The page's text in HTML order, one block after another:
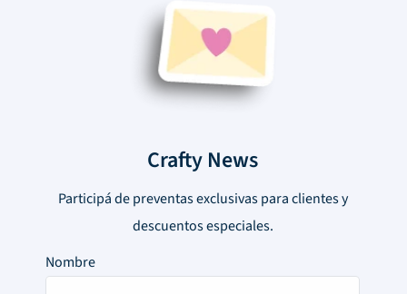
Crafty News
Participá de preventas exclusivas para clientes y
descuentos especiales.
Nombre